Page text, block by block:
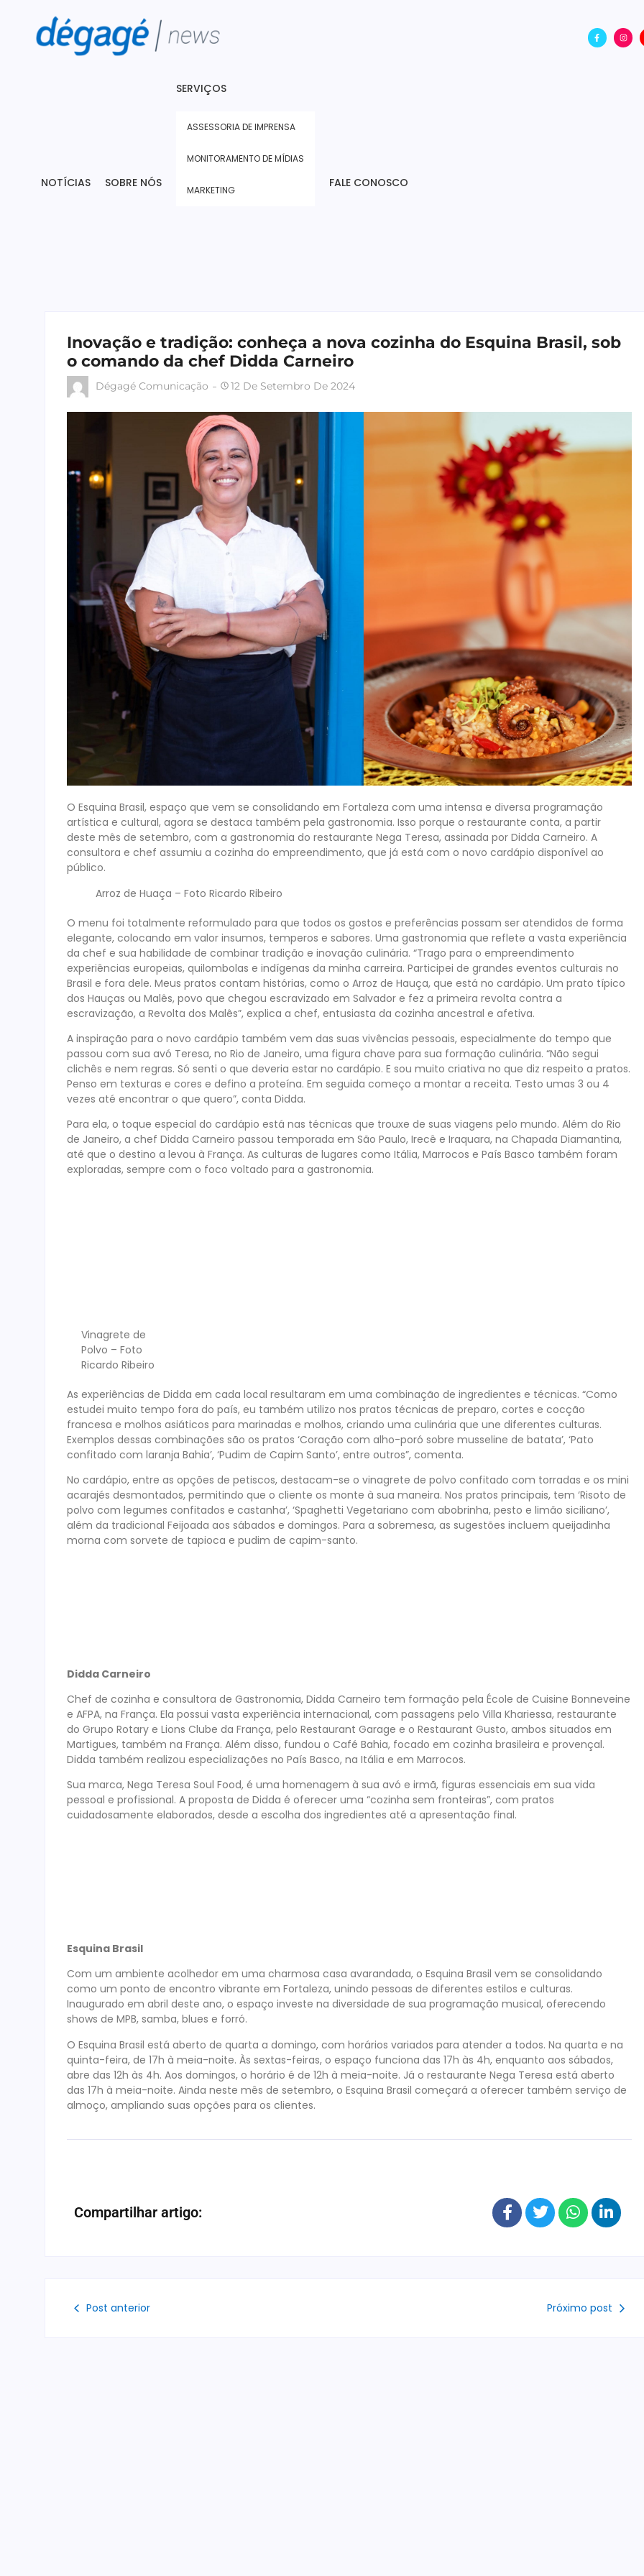
NOTÍCIAS SOBRE NÓS
SERVIÇOS
ASSESSORIA DE IMPRENSA
MONITORAMENTO DE MÍDIAS
MARKETING
FALE CONOSCO
Inovação e tradição: conheça a nova cozinha do Esquina Brasil, sob
o comando da chef Didda Carneiro
Dégagé Comunicação 12 De Setembro De 2024
O Esquina Brasil, espaço que vem se consolidando em Fortaleza com uma intensa e diversa programação
artística e cultural, agora se destaca também pela gastronomia. Isso porque o restaurante conta, a partir
deste mês de setembro, com a gastronomia do restaurante Nega Teresa, assinada por Didda Carneiro. A
consultora e chef assumiu a cozinha do empreendimento, que já está com o novo cardápio disponível ao
público.
Arroz de Huaça – Foto Ricardo Ribeiro
O menu foi totalmente reformulado para que todos os gostos e preferências possam ser atendidos de forma
elegante, colocando em valor insumos, temperos e sabores. Uma gastronomia que reflete a vasta experiência
da chef e sua habilidade de combinar tradição e inovação culinária. “Trago para o empreendimento
experiências europeias, quilombolas e indígenas da minha carreira. Participei de grandes eventos culturais no
Brasil e fora dele. Meus pratos contam histórias, como o Arroz de Hauça, que está no cardápio. Um prato típico
dos Hauças ou Malês, povo que chegou escravizado em Salvador e fez a primeira revolta contra a
escravização, a Revolta dos Malês”, explica a chef, entusiasta da cozinha ancestral e afetiva.
A inspiração para o novo cardápio também vem das suas vivências pessoais, especialmente do tempo que
passou com sua avó Teresa, no Rio de Janeiro, uma figura chave para sua formação culinária. “Não segui
clichês e nem regras. Só senti o que deveria estar no cardápio. E sou muito criativa no que diz respeito a pratos.
Penso em texturas e cores e defino a proteína. Em seguida começo a montar a receita. Testo umas 3 ou 4
vezes até encontrar o que quero”, conta Didda.
Para ela, o toque especial do cardápio está nas técnicas que trouxe de suas viagens pelo mundo. Além do Rio
de Janeiro, a chef Didda Carneiro passou temporada em São Paulo, Irecê e Iraquara, na Chapada Diamantina,
até que o destino a levou à França. As culturas de lugares como Itália, Marrocos e País Basco também foram
exploradas, sempre com o foco voltado para a gastronomia.
Vinagrete de
Polvo – Foto
Ricardo Ribeiro
As experiências de Didda em cada local resultaram em uma combinação de ingredientes e técnicas. “Como
estudei muito tempo fora do país, eu também utilizo nos pratos técnicas de preparo, cortes e cocção
francesa e molhos asiáticos para marinadas e molhos, criando uma culinária que une diferentes culturas.
Exemplos dessas combinações são os pratos ‘Coração com alho-poró sobre musseline de batata’, ‘Pato
confitado com laranja Bahia’, ‘Pudim de Capim Santo’, entre outros”, comenta.
No cardápio, entre as opções de petiscos, destacam-se o vinagrete de polvo confitado com torradas e os mini
acarajés desmontados, permitindo que o cliente os monte à sua maneira. Nos pratos principais, tem ‘Risoto de
polvo com legumes confitados e castanha’, ‘Spaghetti Vegetariano com abobrinha, pesto e limão siciliano’,
além da tradicional Feijoada aos sábados e domingos. Para a sobremesa, as sugestões incluem queijadinha
morna com sorvete de tapioca e pudim de capim-santo.
Didda Carneiro
Chef de cozinha e consultora de Gastronomia, Didda Carneiro tem formação pela École de Cuisine Bonneveine
e AFPA, na França. Ela possui vasta experiência internacional, com passagens pelo Villa Khariessa, restaurante
do Grupo Rotary e Lions Clube da França, pelo Restaurant Garage e o Restaurant Gusto, ambos situados em
Martigues, também na França. Além disso, fundou o Café Bahia, focado em cozinha brasileira e provençal.
Didda também realizou especializações no País Basco, na Itália e em Marrocos.
Sua marca, Nega Teresa Soul Food, é uma homenagem à sua avó e irmã, figuras essenciais em sua vida
pessoal e profissional. A proposta de Didda é oferecer uma “cozinha sem fronteiras”, com pratos
cuidadosamente elaborados, desde a escolha dos ingredientes até a apresentação final.
Esquina Brasil
Com um ambiente acolhedor em uma charmosa casa avarandada, o Esquina Brasil vem se consolidando
como um ponto de encontro vibrante em Fortaleza, unindo pessoas de diferentes estilos e culturas.
Inaugurado em abril deste ano, o espaço investe na diversidade de sua programação musical, oferecendo
shows de MPB, samba, blues e forró.
O Esquina Brasil está aberto de quarta a domingo, com horários variados para atender a todos. Na quarta e na
quinta-feira, de 17h à meia-noite. Às sextas-feiras, o espaço funciona das 17h às 4h, enquanto aos sábados,
abre das 12h às 4h. Aos domingos, o horário é de 12h à meia-noite. Já o restaurante Nega Teresa está aberto
das 17h à meia-noite. Ainda neste mês de setembro, o Esquina Brasil começará a oferecer também serviço de
almoço, ampliando suas opções para os clientes.
Compartilhar artigo:
Post anterior Próximo post